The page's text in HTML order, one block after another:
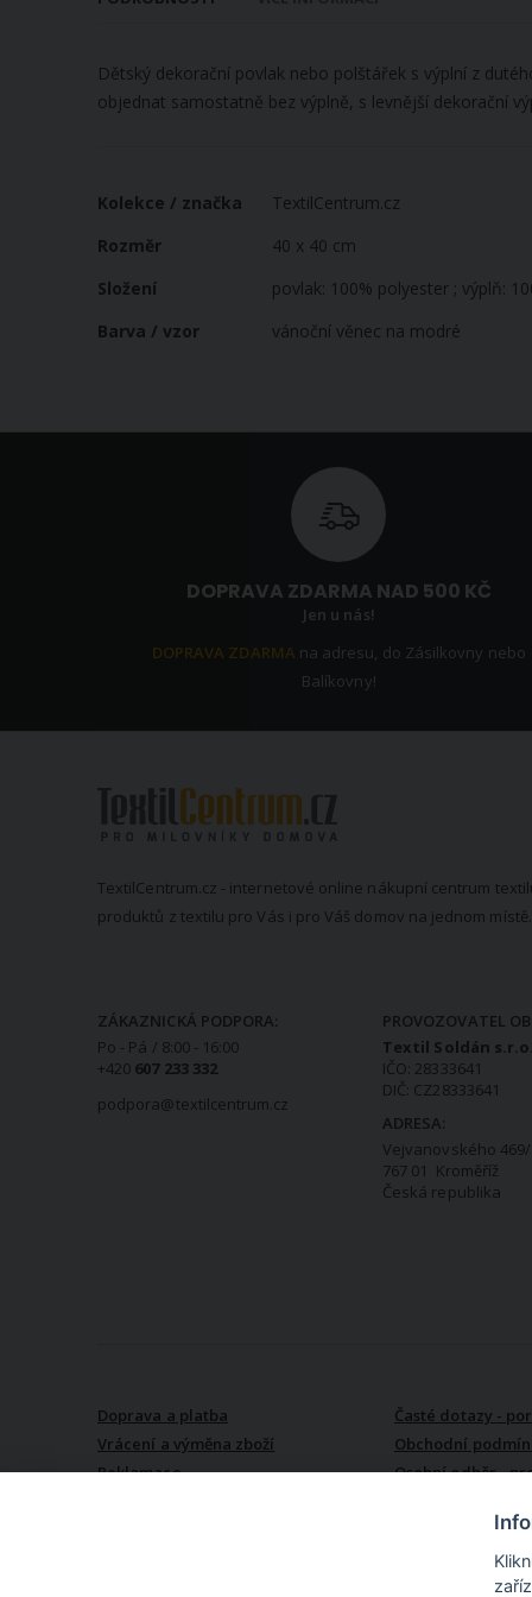
Dětský dekorační povlak nebo polštářek s výplní z
objednat samostatně bez výplně, s levnější dekorační
Více
Kolekce / značka
TextilCentrum.cz
Rozměr
40 x 40 cm
Složení
povlak: 100% polyester ; výplň:
Barva / vzor
vánoční věnec na modré
DOPRAVA ZDARMA NAD 500 KČ
Jen u nás!
DOPRAVA ZDARMA na adresu, do Zásilkovny nebo
Balíkovny!
TextilCentrum.cz - internetové online nákupní centrum
produktů z textilu pro Vás i pro Váš domov na jednom místě.
ZÁKAZNICKÁ PODPORA:
Po - Pá / 8:00 - 16:00
+420 607 233 332
podpora@textilcentrum.cz
PROVOZOVATEL
Textil Soldán s.r.o.
IČO: 28333641
DIČ: CZ28333641
ADRESA:
Vejvanovského
767 01 Kroměříž
Česká republika
Doprava a platba
Vrácení a výměna zboží
Reklamace
Časté dotazy -
Obchodní
Osobní odběr -